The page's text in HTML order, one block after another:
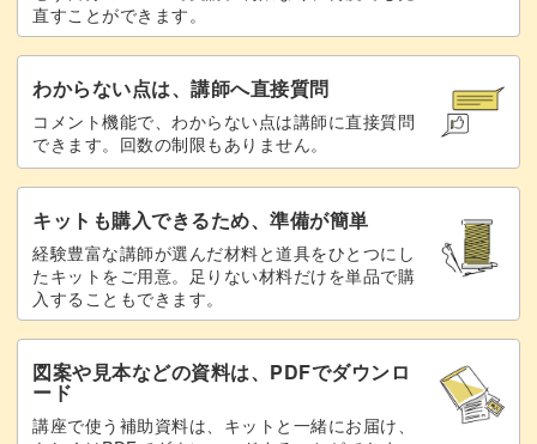
直すことができます。
わからない点は、講師へ直接質問
コメント機能で、わからない点は講師に直接質問
できます。回数の制限もありません。
キットも購入できるため、準備が簡単
経験豊富な講師が選んだ材料と道具をひとつにし
たキットをご用意。足りない材料だけを単品で購
入することもできます。
図案や見本などの資料は、PDFでダウンロ
ード
講座で使う補助資料は、キットと一緒にお届け、